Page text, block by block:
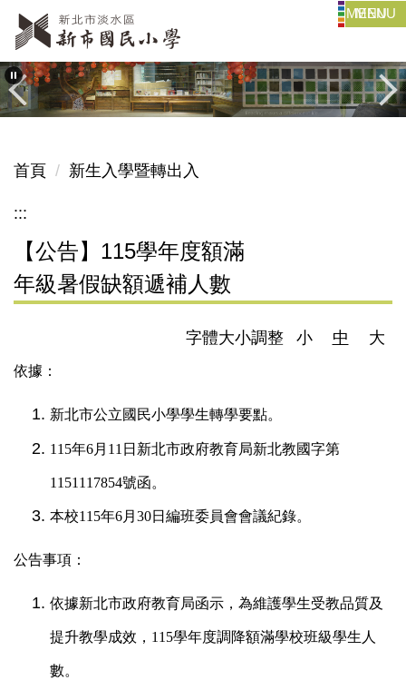
跳
到
主
要
內
區
MENU
首頁 新生入學暨轉出入
:::
【公告】115學年度額滿
年級暑假缺額遞補人數
字體大小調整 小 中 大
依據：
新北市公立國民小學學生轉學要點。
115年6月11日新北市政府教育局新北教國字第
1151117854號函。
本校115年6月30日編班委員會會議紀錄。
公告事項：
依據新北市政府教育局函示，為維護學生受教品質及
提升教學成效，115學年度調降額滿學校班級學生人
數。